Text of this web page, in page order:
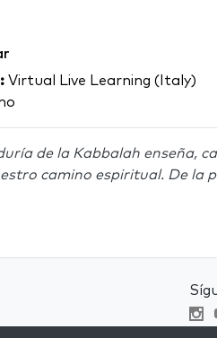
Virtual Live Learning (Italy)
de la Kabbalah enseña,
camino espiritual. De la